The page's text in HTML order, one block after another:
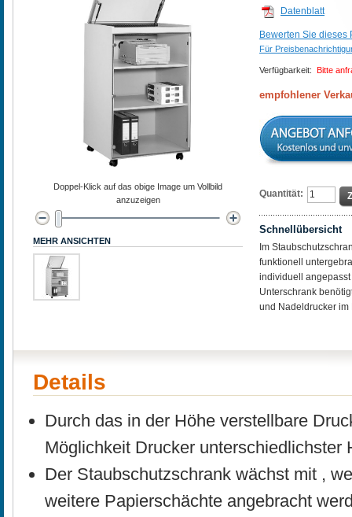
Datenblatt
Bewerten Sie dieses
Für
Verfügbarkeit: Bitte
empfohlener
Quantität:
Schnellübersicht
Im
funktionell
individuell
Unterschrank
und Nadeldrucker im
Doppel-Klick auf das obige Image um Vollbild
anzuzeigen
MEHR ANSICHTEN
Details
Durch das in der Höhe verstellbare
Möglichkeit Drucker unterschiedlichster
Der Staubschutzschrank wächst mit ,
weitere Papierschächte angebracht